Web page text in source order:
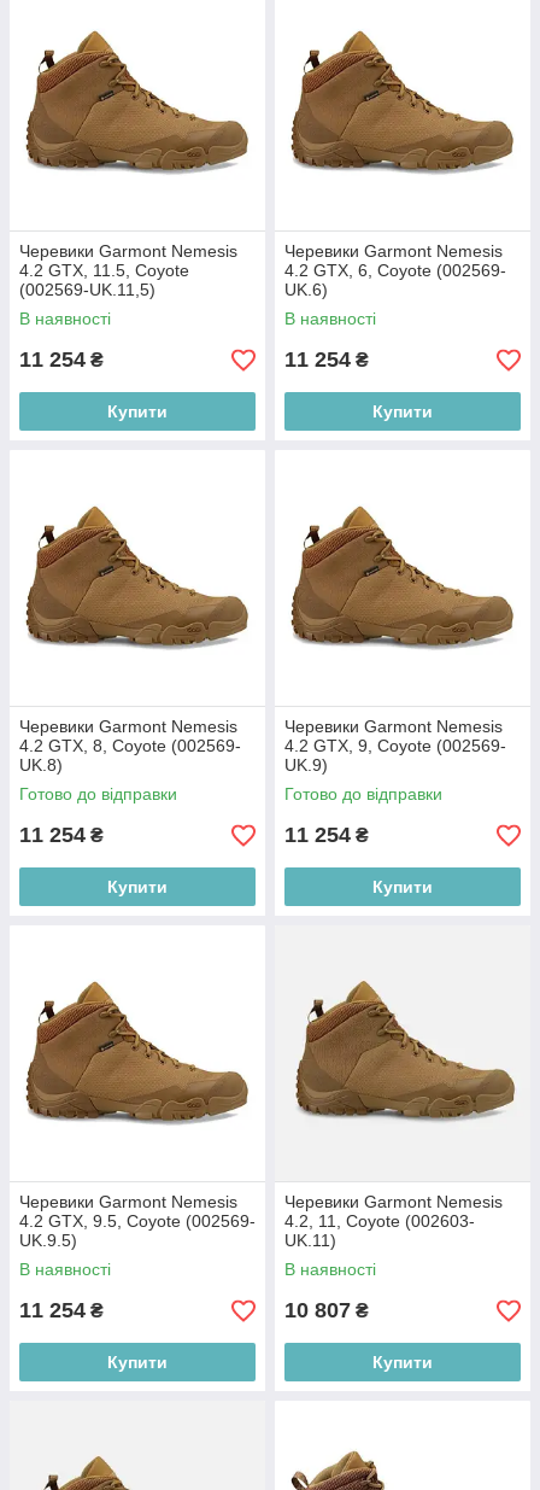
Черевики Garmont Nemesis
4.2 GTX, 11.5, Coyote
(002569-UK.11,5)
В наявності
11 254 ₴
Купити
Черевики Garmont Nemesis
4.2 GTX, 6, Coyote (002569-
UK.6)
В наявності
11 254 ₴
Купити
Черевики Garmont Nemesis
4.2 GTX, 8, Coyote (002569-
UK.8)
Готово до відправки
11 254 ₴
Купити
Черевики Garmont Nemesis
4.2 GTX, 9, Coyote (002569-
UK.9)
Готово до відправки
11 254 ₴
Купити
Черевики Garmont Nemesis
4.2 GTX, 9.5, Coyote (002569-
UK.9.5)
В наявності
11 254 ₴
Купити
Черевики Garmont Nemesis
4.2, 11, Coyote (002603-
UK.11)
В наявності
10 807 ₴
Купити